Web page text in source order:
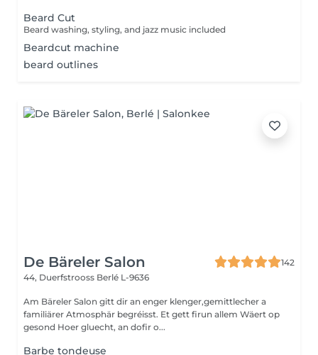
Beard Cut
Beard washing, styling, and jazz music included
Beardcut machine
beard outlines
De Bäreler Salon
142
44, Duerfstrooss Berlé L-9636
Am Bäreler Salon gitt dir an enger klenger,gemittlecher a
familiärer Atmosphär begréisst. Et gett firun allem Wäert op
gesond Hoer gluecht, an dofir o...
Barbe tondeuse